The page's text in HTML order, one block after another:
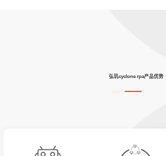
弘玑cyclone rpa产品优势